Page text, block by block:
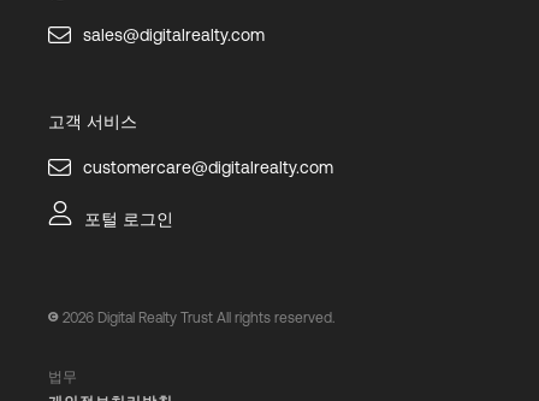
sales@digitalrealty.com
고객 서비스
customercare@digitalrealty.com
포털 로그인
2026 Digital Realty Trust All rights reserved.
법무